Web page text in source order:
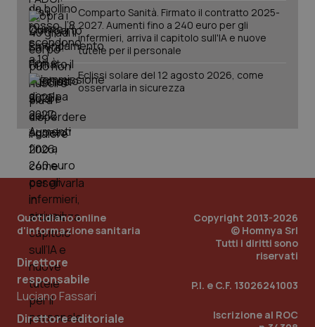
Comparto Sanità. Firmato il contratto 2025-
2027. Aumenti fino a 240 euro per gli
infermieri, arriva il capitolo sull'IA e nuove
tutele per il personale
Eclissi solare del 12 agosto 2026, come
osservarla in sicurezza
Quotidiano online
d'informazione sanitaria
Direttore
responsabile
Luciano Fassari
Direttore editoriale
Copyright 2013-2026
© Homnya Srl
Tutti i diritti sono
riservati
P.I. e C.F. 13026241003
Iscrizione al ROC
_ga_KM60CM4NPH .quotidianosanita.it
1
mese